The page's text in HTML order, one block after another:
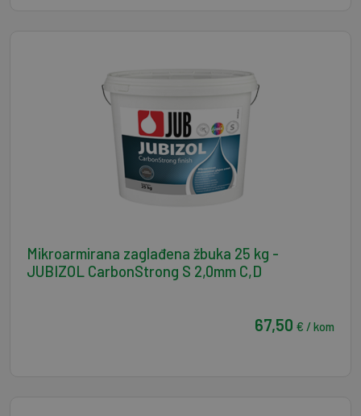
Mikroarmirana zaglađena žbuka 25 kg -
JUBIZOL CarbonStrong S 2,0mm C,D
67,50 € / kom